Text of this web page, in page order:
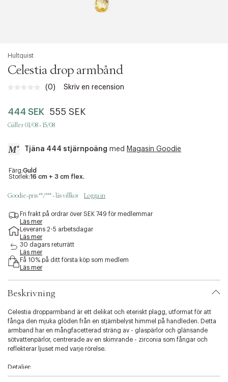
Hultquist
Celestia drop armbånd
(0) Skriv en recension
444 SEK 555 SEK
Gäller 01/08 - 15/08
Tjäna 444 stjärnpoäng med Magasin Goodie
a
c
e
s
i
b
i
y
.
a
r
i
a
t
o
Färg:Guld
Storlek:16 cm + 3 cm flex.
Goodie-pris **/*** - läs villkor Logga in
Fri frakt på ordrar över SEK 749 för medlemmar
Läs mer
Leverans 2-5 arbetsdagar
Läs mer
30 dagars returrätt
Läs mer
Få 10% på ditt första köp som medlem
Läs mer
Beskrivning
Celestia dropparmband är ett delikat och eteriskt plagg, utformat för att
fånga den mjuka glöden från en stjärnbelyst himmel på handleden. Detta
armband har en mångfacetterad sträng av - glaspärlor och glänsande
sötvattenpärlor, centrerade av en skimrande - zirconia som fångar och
reflekterar ljuset med varje rörelse.
Detaljer: